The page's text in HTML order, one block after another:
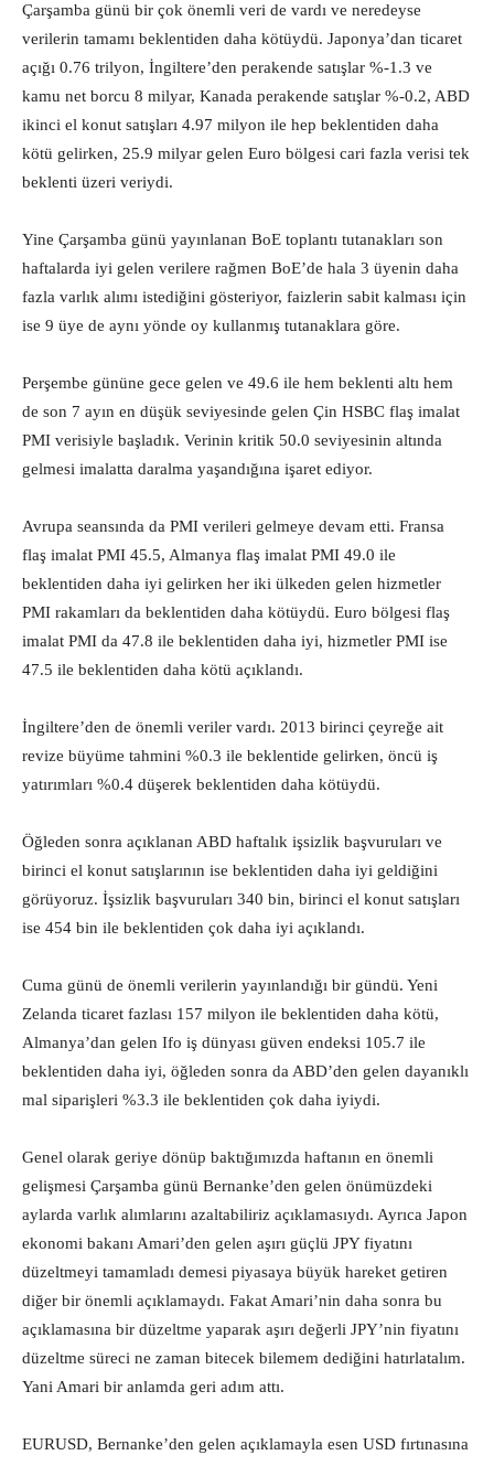
Çarşamba günü bir çok önemli veri de vardı ve neredeyse
verilerin tamamı beklentiden daha kötüydü. Japonya’dan ticaret
açığı 0.76 trilyon, İngiltere’den perakende satışlar %-1.3 ve
kamu net borcu 8 milyar, Kanada perakende satışlar %-0.2, ABD
ikinci el konut satışları 4.97 milyon ile hep beklentiden daha
kötü gelirken, 25.9 milyar gelen Euro bölgesi cari fazla verisi tek
beklenti üzeri veriydi.
Yine Çarşamba günü yayınlanan BoE toplantı tutanakları son
haftalarda iyi gelen verilere rağmen BoE’de hala 3 üyenin daha
fazla varlık alımı istediğini gösteriyor, faizlerin sabit kalması için
ise 9 üye de aynı yönde oy kullanmış tutanaklara göre.
Perşembe gününe gece gelen ve 49.6 ile hem beklenti altı hem
de son 7 ayın en düşük seviyesinde gelen Çin HSBC flaş imalat
PMI verisiyle başladık. Verinin kritik 50.0 seviyesinin altında
gelmesi imalatta daralma yaşandığına işaret ediyor.
Avrupa seansında da PMI verileri gelmeye devam etti. Fransa
flaş imalat PMI 45.5, Almanya flaş imalat PMI 49.0 ile
beklentiden daha iyi gelirken her iki ülkeden gelen hizmetler
PMI rakamları da beklentiden daha kötüydü. Euro bölgesi flaş
imalat PMI da 47.8 ile beklentiden daha iyi, hizmetler PMI ise
47.5 ile beklentiden daha kötü açıklandı.
İngiltere’den de önemli veriler vardı. 2013 birinci çeyreğe ait
revize büyüme tahmini %0.3 ile beklentide gelirken, öncü iş
yatırımları %0.4 düşerek beklentiden daha kötüydü.
Öğleden sonra açıklanan ABD haftalık işsizlik başvuruları ve
birinci el konut satışlarının ise beklentiden daha iyi geldiğini
görüyoruz. İşsizlik başvuruları 340 bin, birinci el konut satışları
ise 454 bin ile beklentiden çok daha iyi açıklandı.
Cuma günü de önemli verilerin yayınlandığı bir gündü. Yeni
Zelanda ticaret fazlası 157 milyon ile beklentiden daha kötü,
Almanya’dan gelen Ifo iş dünyası güven endeksi 105.7 ile
beklentiden daha iyi, öğleden sonra da ABD’den gelen dayanıklı
mal siparişleri %3.3 ile beklentiden çok daha iyiydi.
Genel olarak geriye dönüp baktığımızda haftanın en önemli
gelişmesi Çarşamba günü Bernanke’den gelen önümüzdeki
aylarda varlık alımlarını azaltabiliriz açıklamasıydı. Ayrıca Japon
ekonomi bakanı Amari’den gelen aşırı güçlü JPY fiyatını
düzeltmeyi tamamladı demesi piyasaya büyük hareket getiren
diğer bir önemli açıklamaydı. Fakat Amari’nin daha sonra bu
açıklamasına bir düzeltme yaparak aşırı değerli JPY’nin fiyatını
düzeltme süreci ne zaman bitecek bilemem dediğini hatırlatalım.
Yani Amari bir anlamda geri adım attı.
EURUSD, Bernanke’den gelen açıklamayla esen USD fırtınasına